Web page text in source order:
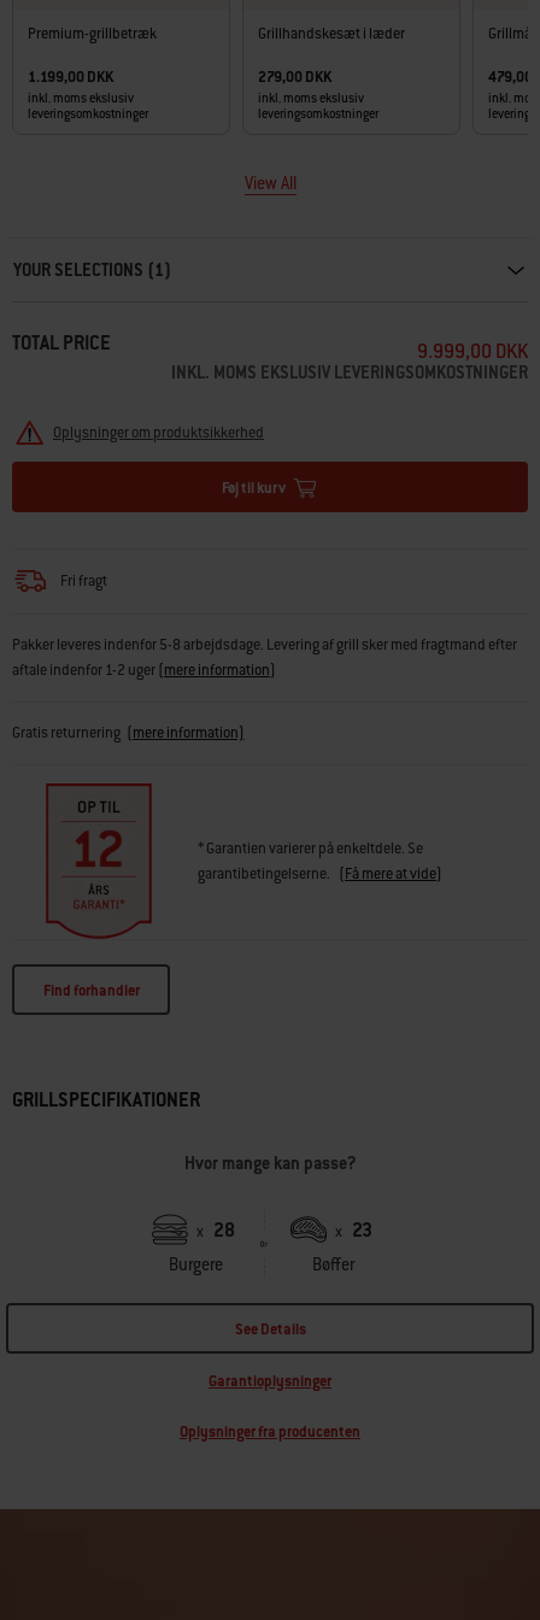
Premium-grillbetræk
1.199,00 DKK
inkl. moms ekslusiv
leveringsomkostninger
Grillhandskesæt i læder
279,00 DKK
inkl. moms ekslusiv
leveringsomkostninger
479,00
inkl.
View All
YOUR SELECTIONS (1)
TOTAL PRICE 9.999,00 DKK
INKL. MOMS EKSLUSIV LEVERINGSOMKOSTNINGER
Oplysninger om produktsikkerhed
Føj til kurv
Fri fragt
Pakker leveres indenfor 5-8 arbejdsdage. Levering af grill sker med fragtmand efter
aftale indenfor 1-2 uger(mere information)
Gratis returnering (mere information)
* Garantien varierer på enkeltdele. Se
garantibetingelserne. (Få mere at vide)
Find forhandler
GRILLSPECIFIKATIONER
Hvor mange kan passe?
x 28
Burgere
x 23
Bøffer
See Details
Garantioplysninger
Oplysninger fra producenten